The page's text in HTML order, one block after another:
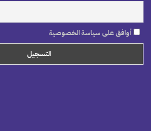
أوافق على سياسة الخصوصية